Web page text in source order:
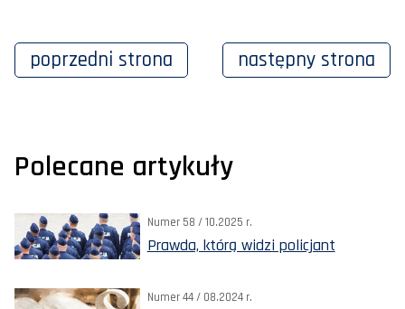
poprzedni strona następny strona
Polecane artykuły
Numer 58 / 10.2025 r.
Prawda, którą widzi policjant
Numer 44 / 08.2024 r.